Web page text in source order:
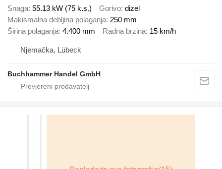
Snaga 55.13 kW (75 k.s.) Gorivo dizel
Makismalna debljina polaganja 250 mm
Širina polaganja 4.400 mm Radna brzina 15 km/h
Njemačka, Lübeck
Buchhammer Handel GmbH